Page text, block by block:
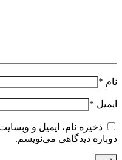
نام *
ایمیل *
ذخیره نام، ایمیل و
دوباره دیدگاهی می‌نویسم.